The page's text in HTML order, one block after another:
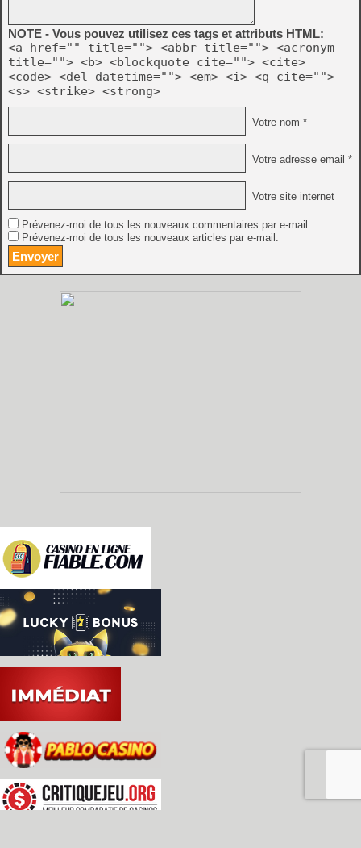
NOTE - Vous pouvez utilisez ces tags et attributs HTML:
<a href="" title=""> <abbr title=""> <acronym
title=""> <b> <blockquote cite=""> <cite>
<code> <del datetime=""> <em> <i> <q cite="">
<s> <strike> <strong>
Votre nom *
Votre adresse email *
Votre site internet
Prévenez-moi de tous les nouveaux commentaires par e-mail.
Prévenez-moi de tous les nouveaux articles par e-mail.